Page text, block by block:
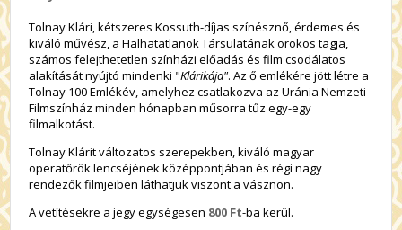
Tolnay Klári, kétszeres Kossuth-díjas színésznő, érdemes és
kiváló művész, a Halhatatlanok Társulatának örökös tagja,
számos felejthetetlen színházi előadás és film csodálatos
alakítását nyújtó mindenki "Klárikája". Az ő emlékére jött létre a
Tolnay 100 Emlékév, amelyhez csatlakozva az Uránia Nemzeti
Filmszínház minden hónapban műsorra tűz egy-egy
filmalkotást.
Tolnay Klárit változatos szerepekben, kiváló magyar
operatőrök lencséjének középpontjában és régi nagy
rendezők filmjeiben láthatjuk viszont a vásznon.
A vetítésekre a jegy egységesen 800 Ft-ba kerül.